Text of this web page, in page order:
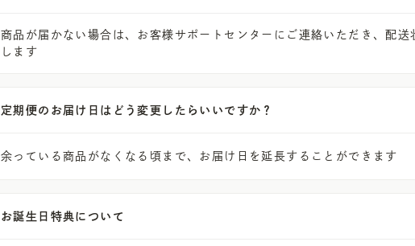
商品が届かない場合は、お客様サポートセンターにご連絡いただき、配送
します
定期便のお届け日はどう変更したらいいですか？
余っている商品がなくなる頃まで、お届け日を延長することができます
お誕生日特典について